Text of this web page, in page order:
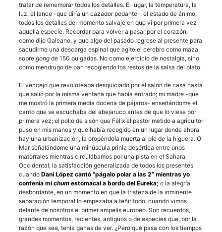
tratar de rememorar todos los detalles. El lugar, la temperatura, la
luz, el lance -que diría un cazador pedante-, el estado de ánimo,
todos los detalles del momento salvaje en que vi por primera vez
aquella especie. Recordar para volver a pasar por el corazón,
como dijo Galeano, y que algo del pasado regrese al presente para
sacudirme una descarga espinal que agite el cerebro como maza
sobre gong de 150 pulgadas. No como ejercicio de nostalgia, sino
como mendrugo de pan recogiendo los restos de la salsa del plato.
El vencejo que revoloteaba desquiciado por el salón de casa hasta
que salió por la misma ventana que había entrado; mi madre -que
me mostró la primera media docena de pájaros- enseñándome el
canto que se escuchaba del abejaruco antes de que lo viese por
primera vez; el pollo de sisón que Félix el pastor metido a agricultor
puso en mis manos y que había recogido en un lugar donde ahora
hay una urbanización; la oropéndola muerta al pie de la higuera. O
Mar señalándome una minúscula prinia desértica entre unos
matorrales mientras circulábamos por una pista en el Sahara
Occidental; la satisfacción generalizada de todos los presentes
cuando Dani López cantó “págalo polar a las 2” mientras yo
contenía mi chum estomacal a bordo del Eureka; o la alegría
desbordante, en un momento en que la tristeza de la inminente
separación temporal lo empezaba a teñir todo, cuando vimos
delante de nosotros el primer ampelis europeo. Son recuerdos,
grandes momentos, recientes, antiguos o de especies que, por la
razón que sea, tenía ganas de ver. ¿Pero qué pasa con los tiempos